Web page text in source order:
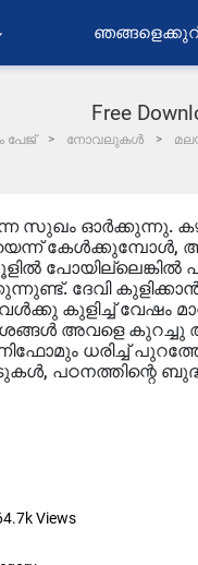
Free
പേജ് നോവലുകൾ
സുഖം ഓർക്കുന്നു.
പോയില്ലെങ്കിൽ
ദേവി
കുളിച്ച് വേഷം
അവളെ കുറച്ചു
ധരിച്ച്
പഠനത്തിന്റെ
Views